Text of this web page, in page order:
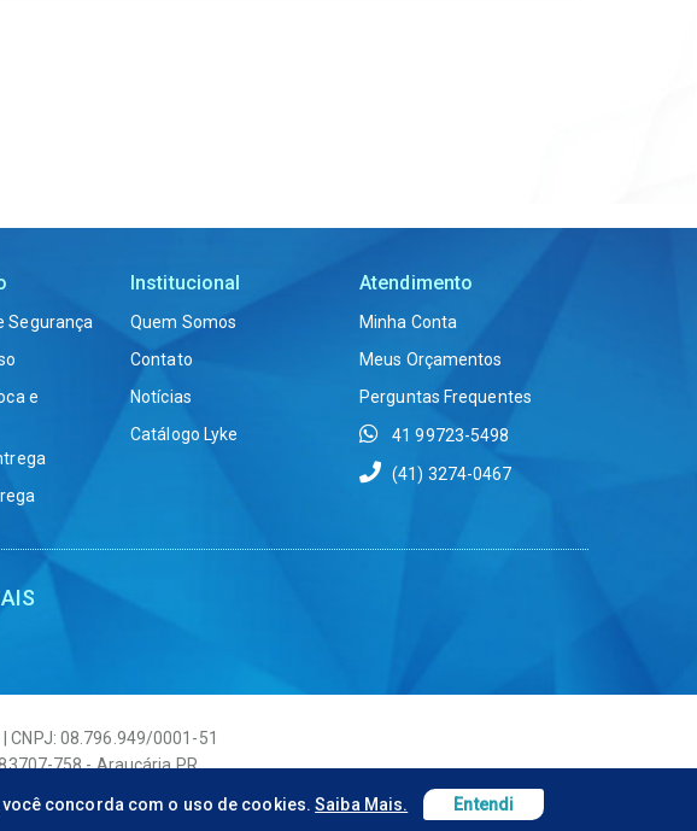
concorda com o uso de cookies. Saiba Mais. Entendi
Segurança
e
Institucional
Quem Somos
Contato
Notícias
Catálogo Lyke
Atendimento
Minha Conta
Meus Orçamentos
Perguntas Frequentes
41 99723-5498
(41) 3274-0467
| CNPJ: 08.796.949/0001-51
758 - Araucária PR